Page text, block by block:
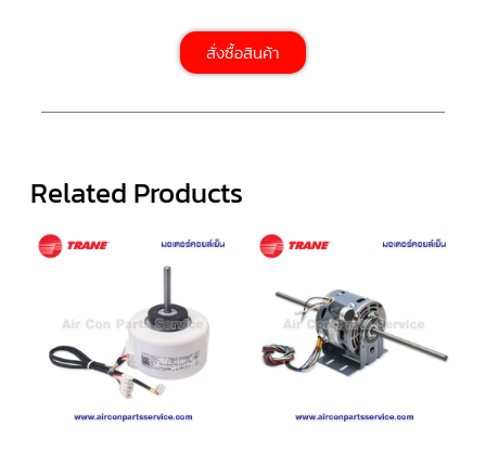
เท
อร์
แผง
คอนโทรล
แอร์
TRANE
จอ
รับ
สัญญาณ
สั่งซื้อสินค้า
Related Products